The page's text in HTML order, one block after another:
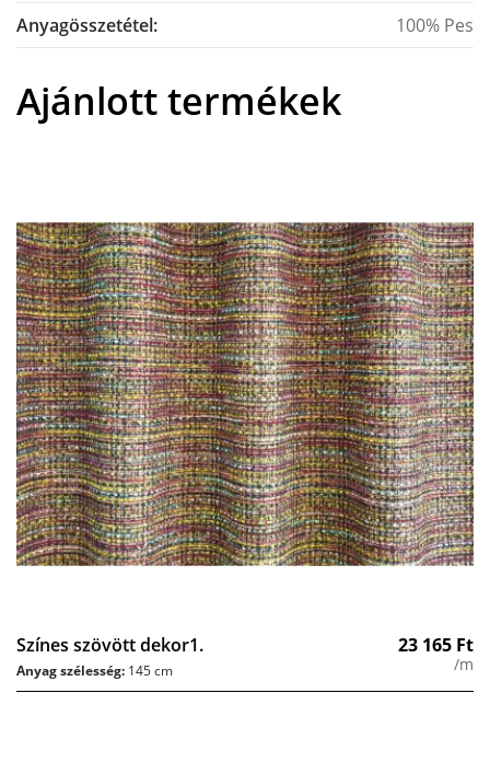
Anyagösszetétel:
100% Pes
Ajánlott termékek
Színes szövött dekor1. 23 165 Ft
/m
Anyag szélesség: 145 cm